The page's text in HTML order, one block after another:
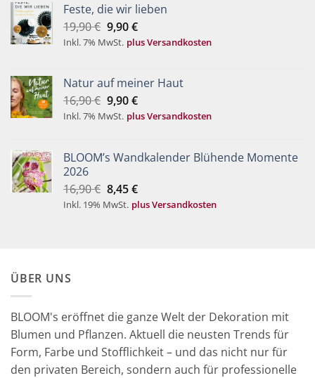
Feste, die wir lieben
19,90€ Ursprünglicher
Preis
9,90€Aktueller
Preis
Inkl. 7% MwSt. plus Versandkosten
Natur auf meiner Haut
16,90€ Ursprünglicher
Preis
9,90€Aktueller
Preis
Inkl. 7% MwSt. plus Versandkosten
BLOOM’s Wandkalender Blühende Momente
2026
16,90€ Ursprünglicher
Preis
8,45€Aktueller
Preis
Inkl. 19% MwSt. plus Versandkosten
ÜBER UNS
BLOOM's eröffnet die ganze Welt der Dekoration mit
Blumen und Pflanzen. Aktuell die neusten Trends für
Form, Farbe und Stofflichkeit – und das nicht nur für
den privaten Bereich, sondern auch für professionelle